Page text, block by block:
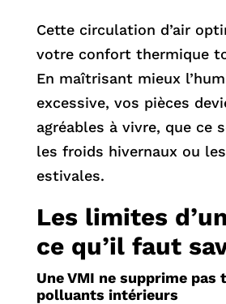
Cette circulation d’air
votre confort thermique
En maîtrisant mieux
excessive, vos pièces
agréables à vivre, que ce
les froids hivernaux ou
estivales.
Les limites
ce qu’il faut
Une VMI ne supprime pas
polluants intérieurs